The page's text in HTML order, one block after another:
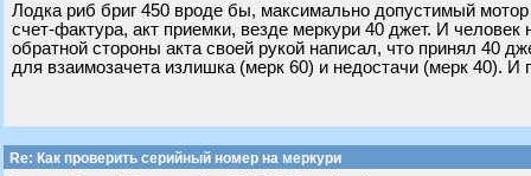
Лодка риб бриг 450 вроде бы, максимально допустимый
счет-фактура, акт приемки, везде меркури 40 джет. И
обратной стороны акта своей рукой написал, что принял 40
для взаимозачета излишка (мерк 60) и недостачи (мерк 40). И
Re: Как проверить серийный номер на меркури